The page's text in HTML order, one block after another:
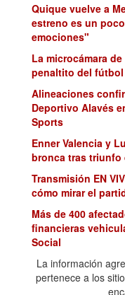
Quique vuelve a
estreno es un
emociones"
La microcámara
penaltito del fútbol
Alineaciones
Deportivo Alavés
Sports
Enner Valencia y
bronca tras triunfo
Transmisión EN
cómo mirar el
Más de 400
financieras
Social
Carlos Corberán:
tres puntos hoy"
La información
pertenece a los